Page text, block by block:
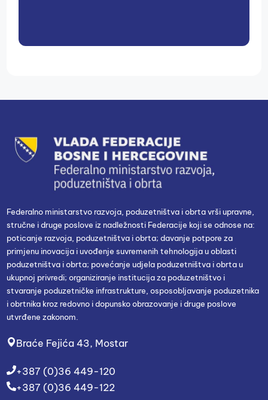
Federalno ministarstvo razvoja, poduzetništva i obrta vrši upravne,
stručne i druge poslove iz nadležnosti Federacije koji se odnose na:
poticanje razvoja, poduzetništva i obrta; davanje potpore za
primjenu inovacija i uvođenje suvremenih tehnologija u oblasti
poduzetništva i obrta; povećanje udjela poduzetništva i obrta u
ukupnoj privredi; organiziranje institucija za poduzetništvo i
stvaranje poduzetničke infrastrukture, osposobljavanje poduzetnika
i obrtnika kroz redovno i dopunsko obrazovanje i druge poslove
utvrđene zakonom.
Braće Fejića 43, Mostar
+387 (0)36 449-120
+387 (0)36 449-122